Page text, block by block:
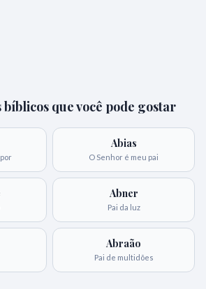
que você pode gostar
Abias
O Senhor é meu pai
Abner
Pai da luz
Abraão
Pai de multidões